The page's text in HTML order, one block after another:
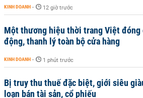
KINH DOANH - 12 giờ trước
Một thương hiệu thời trang Việt đóng
động, thanh lý toàn bộ cửa hàng
KINH DOANH - 1 phút trước
Bị truy thu thuế đặc biệt, giới siêu
loạn bán tài sản, cổ phiếu